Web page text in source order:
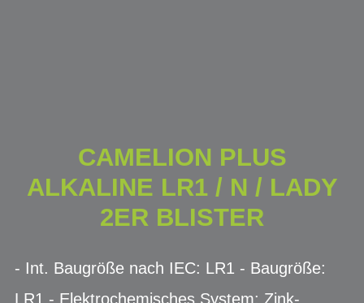
CAMELION PLUS
ALKALINE LR1 / N / LADY
2ER BLISTER
- Int. Baugröße nach IEC: LR1 - Baugröße:
LR1 - Elektrochemisches System: Zink-